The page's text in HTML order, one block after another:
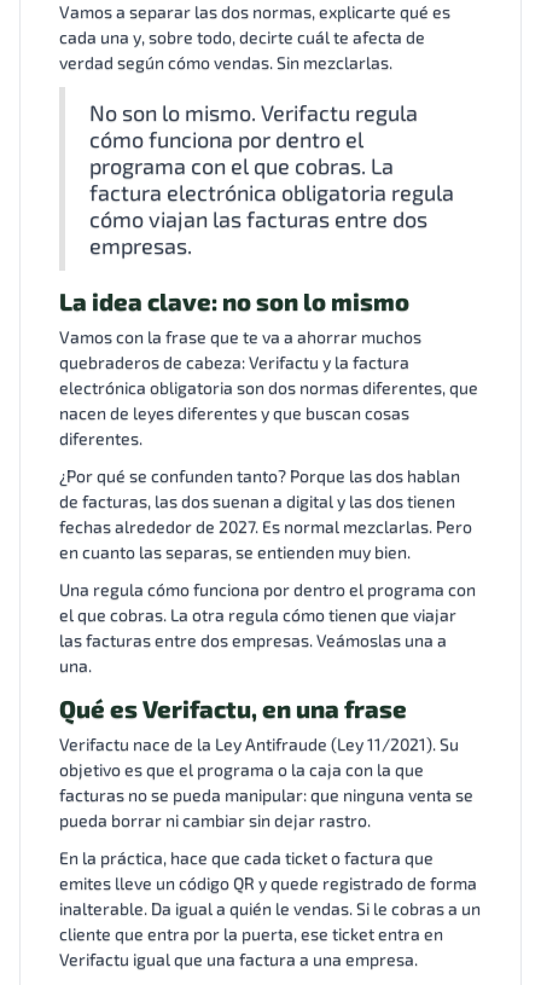
Vamos a separar las dos normas, explicarte qué es
cada una y, sobre todo, decirte cuál te afecta de
verdad según cómo vendas. Sin mezclarlas.
No son lo mismo. Verifactu regula
cómo funciona por dentro el
programa con el que cobras. La
factura electrónica obligatoria regula
cómo viajan las facturas entre dos
empresas.
La idea clave: no son lo mismo
Vamos con la frase que te va a ahorrar muchos
quebraderos de cabeza: Verifactu y la factura
electrónica obligatoria son dos normas diferentes, que
nacen de leyes diferentes y que buscan cosas
diferentes.
¿Por qué se confunden tanto? Porque las dos hablan
de facturas, las dos suenan a digital y las dos tienen
fechas alrededor de 2027. Es normal mezclarlas. Pero
en cuanto las separas, se entienden muy bien.
Una regula cómo funciona por dentro el programa con
el que cobras. La otra regula cómo tienen que viajar
las facturas entre dos empresas. Veámoslas una a
una.
Qué es Verifactu, en una frase
Verifactu nace de la Ley Antifraude (Ley 11/2021). Su
objetivo es que el programa o la caja con la que
facturas no se pueda manipular: que ninguna venta se
pueda borrar ni cambiar sin dejar rastro.
En la práctica, hace que cada ticket o factura que
emites lleve un código QR y quede registrado de forma
inalterable. Da igual a quién le vendas. Si le cobras a un
cliente que entra por la puerta, ese ticket entra en
Verifactu igual que una factura a una empresa.